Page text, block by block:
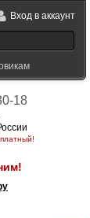
Вход в аккаунт
18